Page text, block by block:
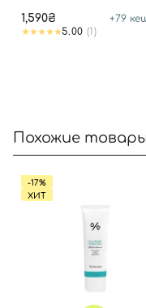
1,590₴ +79
5.00 (1)
Похожие
-17%
ХИТ
Вход